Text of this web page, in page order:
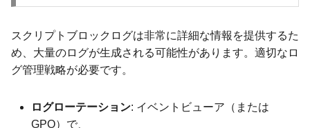
スクリプトブロックログは非常に詳細な情報を提供するた
め、大量のログが生成される可能性があります。適切なロ
グ管理戦略が必要です。
ログローテーション: イベントビューア（または
GPO）で、